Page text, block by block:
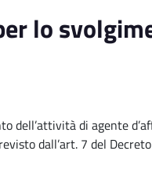
lo
dell’attività di agente
dall’art. 7 del